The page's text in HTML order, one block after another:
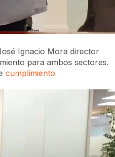
Ignacio Mora director
para ambos sectores.
cumplimiento